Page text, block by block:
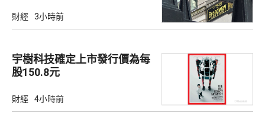
財經 3小時前
宇樹科技確定上市發行價為每
股150.8元
財經 4小時前